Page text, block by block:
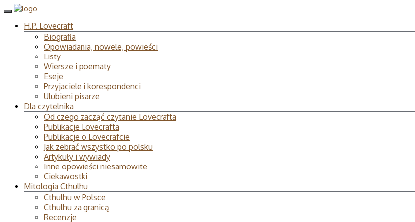
H.P. Lovecraft
Biografia
Opowiadania, nowele, powieści
Listy
Wiersze i poematy
Eseje
Przyjaciele i korespondenci
Ulubieni pisarze
Dla czytelnika
Od czego zacząć czytanie Lovecrafta
Publikacje Lovecrafta
Publikacje o Lovecrafcie
Jak zebrać wszystko po polsku
Artykuły i wywiady
Inne opowieści niesamowite
Ciekawostki
Mitologia Cthulhu
Cthulhu w Polsce
Cthulhu za granicą
Recenzje